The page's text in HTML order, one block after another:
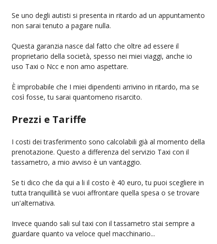
Se uno degli autisti si presenta in ritardo ad un appuntamento
non sarai tenuto a pagare nulla.
Questa garanzia nasce dal fatto che oltre ad essere il
proprietario della società, spesso nei miei viaggi, anche io
uso Taxi o Ncc e non amo aspettare.
È improbabile che I miei dipendenti arrivino in ritardo, ma se
così fosse, tu sarai quantomeno risarcito.
Prezzi e Tariffe
I costi dei trasferimento sono calcolabili già al momento della
prenotazione. Questo a differenza del servizio Taxi con il
tassametro, a mio avviso è un vantaggio.
Se ti dico che da qui a li il costo è 40 euro, tu puoi scegliere in
tutta tranquillità se vuoi affrontare quella spesa o se trovare
un'alternativa.
Invece quando sali sul taxi con il tassametro stai sempre a
guardare quanto va veloce quel macchinario...